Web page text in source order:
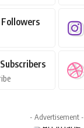
Followers
Subscribers
- Advertisement -